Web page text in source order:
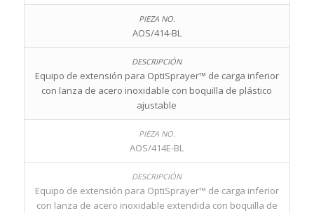
AOS/414-BL
Equipo de extensión para OptiSprayer™ de carga inferior
con lanza de acero inoxidable con boquilla de plástico
ajustable
AOS/414E-BL
Equipo de extensión para OptiSprayer™ de carga inferior
con lanza de acero inoxidable extendida con boquilla de